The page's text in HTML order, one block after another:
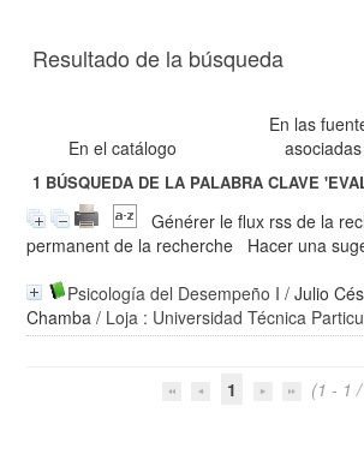
Resultado de la búsqueda
En el catálogo
En las
asociadas
1 BÚSQUEDA DE LA PALABRA CLAVE
Générer le flux rss de la
permanent de la recherche
Hacer una
Psicología del Desempeño I /Julio
Chamba / Loja : Universidad Técnica
1 (1 - 1